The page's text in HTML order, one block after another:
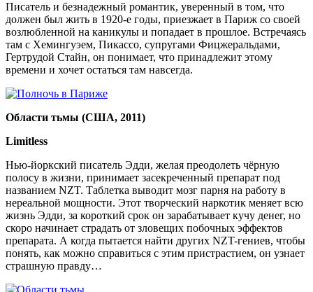
Писатель и безнадежный романтик, уверенный в том, что
должен был жить в 1920-е годы, приезжает в Париж со своей
возлюбленной на каникулы и попадает в прошлое. Встречаясь
там с Хемингуэем, Пикассо, супругами Фицжеральдами,
Гертрудой Стайн, он понимает, что принадлежит этому
времени и хочет остаться там навсегда.
Области тьмы (США, 2011)
Limitless
Нью-йоркский писатель Эдди, желая преодолеть чёрную
полосу в жизни, принимает засекреченный препарат под
названием NZT. Таблетка выводит мозг парня на работу в
нереальной мощности. Этот творческий наркотик меняет всю
жизнь Эдди, за короткий срок он зарабатывает кучу денег, но
скоро начинает страдать от зловещих побочных эффектов
препарата. А когда пытается найти других NZT-гениев, чтобы
понять, как можно справиться с этим пристрастием, он узнает
страшную правду…